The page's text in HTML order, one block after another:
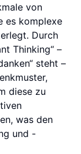
von
es komplexe
Durch
Thinking“ –
steht –
diese zu
was den
und -